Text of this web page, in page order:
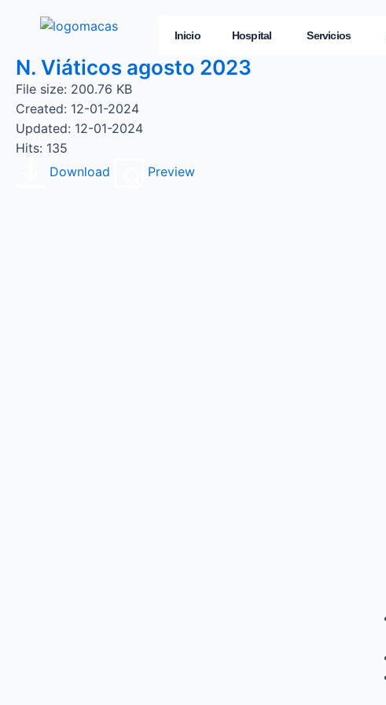
Inicio Hospital Servicios
N. Viáticos agosto 2023
File size: 200.76 KB
Created: 12-01-2024
Updated: 12-01-2024
Hits: 135
Download
Preview